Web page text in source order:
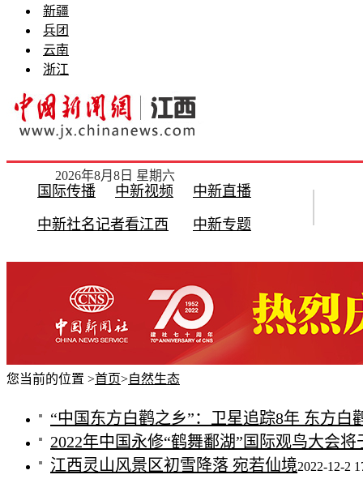
新疆
兵团
云南
浙江
2026年8月8日 星期六
国际传播 中新视频 中新直播
中新社名记者看江西 中新专题
您当前的位置 >首页>自然生态
“中国东方白鹳之乡”：卫星追踪8年 东方白
2022年中国永修“鹤舞鄱湖”国际观鸟大会将
江西灵山风景区初雪降落 宛若仙境2022-12-2